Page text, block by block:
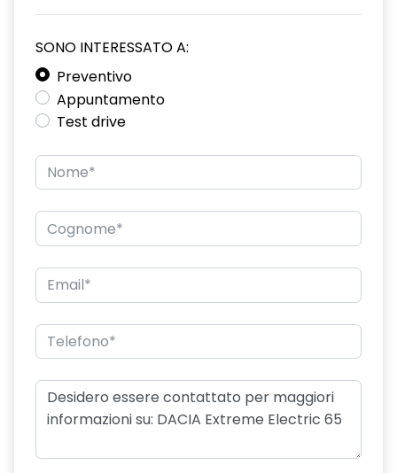
SONO INTERESSATO A:
Preventivo
Appuntamento
Test drive